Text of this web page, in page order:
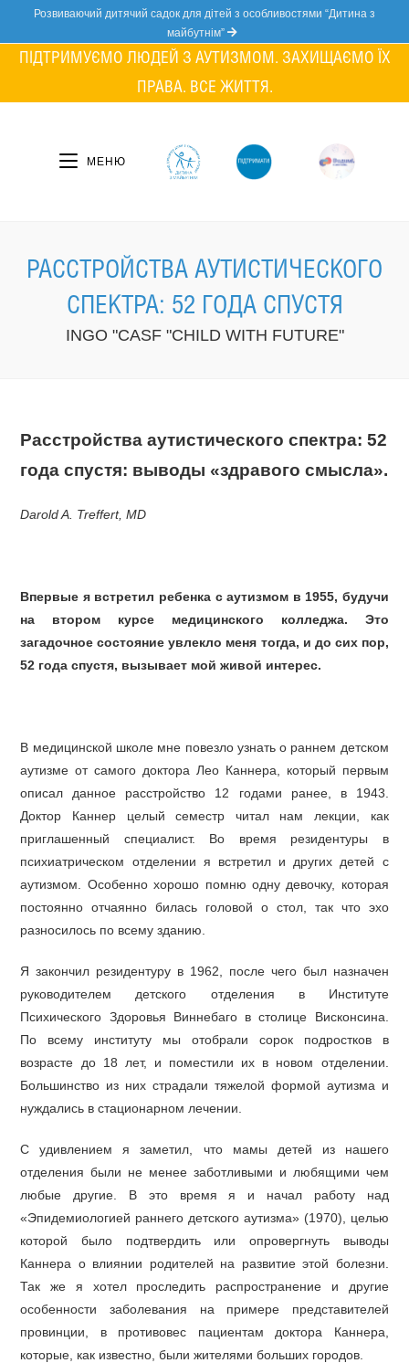
content
Розвиваючий дитячий садок для дітей з особливостями “Дитина з
майбутнім”
ПІДТРИМУЄМО ЛЮДЕЙ З АУТИЗМОМ. ЗАХИЩАЄМО ЇХ
ПРАВА. ВСЕ ЖИТТЯ.
МЕНЮ
РАССТРОЙСТВА АУТИСТИЧЕСКОГО
СПЕКТРА: 52 ГОДА СПУСТЯ
INGO "CASF "CHILD WITH FUTURE"
Расстройства аутистического спектра: 52
года спустя: выводы «здравого смысла».
Darold A. Treffert, MD
Впервые я встретил ребенка с аутизмом в 1955, будучи
на втором курсе медицинского колледжа. Это
загадочное состояние увлекло меня тогда, и до сих пор,
52 года спустя, вызывает мой живой интерес.
В медицинской школе мне повезло узнать о раннем детском
аутизме от самого доктора Лео Каннера, который первым
описал данное расстройство 12 годами ранее, в 1943.
Доктор Каннер целый семестр читал нам лекции, как
приглашенный специалист. Во время резидентуры в
психиатрическом отделении я встретил и других детей с
аутизмом. Особенно хорошо помню одну девочку, которая
постоянно отчаянно билась головой о стол, так что эхо
разносилось по всему зданию.
Я закончил резидентуру в 1962, после чего был назначен
руководителем детского отделения в Институте
Психического Здоровья Виннебаго в столице Висконсина.
По всему институту мы отобрали сорок подростков в
возрасте до 18 лет, и поместили их в новом отделении.
Большинство из них страдали тяжелой формой аутизма и
нуждались в стационарном лечении.
С удивлением я заметил, что мамы детей из нашего
отделения были не менее заботливыми и любящими чем
любые другие. В это время я и начал работу над
«Эпидемиологией раннего детского аутизма» (1970), целью
которой было подтвердить или опровергнуть выводы
Каннера о влиянии родителей на развитие этой болезни.
Так же я хотел проследить распространение и другие
особенности заболевания на примере представителей
провинции, в противовес пациентам доктора Каннера,
которые, как известно, были жителями больших городов.